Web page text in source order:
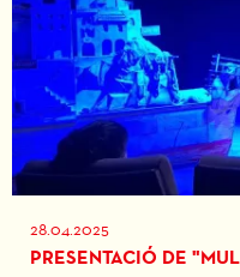
28.04.2025
PRESENTACIÓ DE